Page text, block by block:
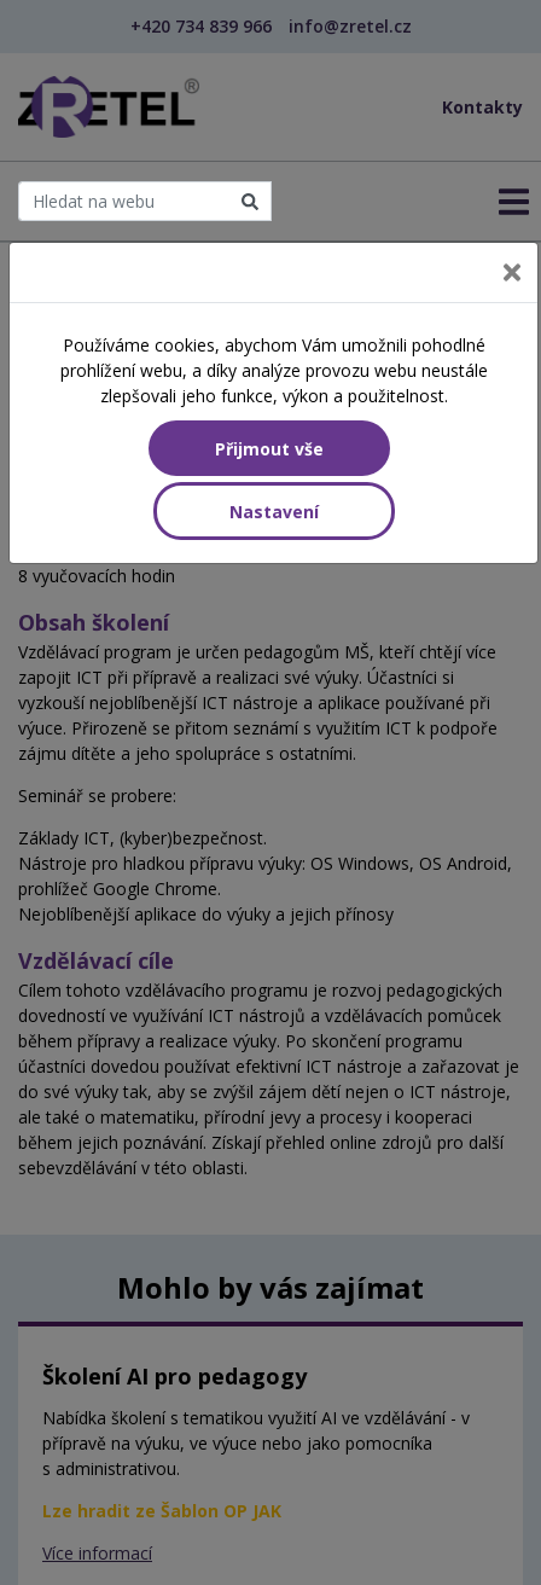
+420 734 839 966 info@zretel.cz
Kontakty
šablony
Využití ICT při přípravě a
realizaci výuky v MŠ
(webinář)
Hodinová dotace
8 vyučovacích hodin
Obsah školení
Vzdělávací program je určen pedagogům MŠ, kteří chtějí více
zapojit ICT při přípravě a realizaci své výuky. Účastníci si
vyzkouší nejoblíbenější ICT nástroje a aplikace používané při
výuce. Přirozeně se přitom seznámí s využitím ICT k podpoře
zájmu dítěte a jeho spolupráce s ostatními.
Seminář se probere:
Základy ICT, (kyber)bezpečnost.
Nástroje pro hladkou přípravu výuky: OS Windows, OS Android,
prohlížeč Google Chrome.
Nejoblíbenější aplikace do výuky a jejich přínosy
Vzdělávací cíle
Cílem tohoto vzdělávacího programu je rozvoj pedagogických
dovedností ve využívání ICT nástrojů a vzdělávacích pomůcek
během přípravy a realizace výuky. Po skončení programu
účastníci dovedou používat efektivní ICT nástroje a zařazovat je
do své výuky tak, aby se zvýšil zájem dětí nejen o ICT nástroje,
ale také o matematiku, přírodní jevy a procesy i kooperaci
během jejich poznávání. Získají přehled online zdrojů pro další
sebevzdělávání v této oblasti.
Mohlo by vás zajímat
Školení AI pro pedagogy
Nabídka školení s tematikou využití AI ve vzdělávání - v
přípravě na výuku, ve výuce nebo jako pomocníka
s administrativou.
Lze hradit ze Šablon OP JAK
Více informací
Používáme cookies, abychom Vám umožnili pohodlné
prohlížení webu, a díky analýze provozu webu neustále
zlepšovali jeho funkce, výkon a použitelnost.
Přijmout vše
Nastavení